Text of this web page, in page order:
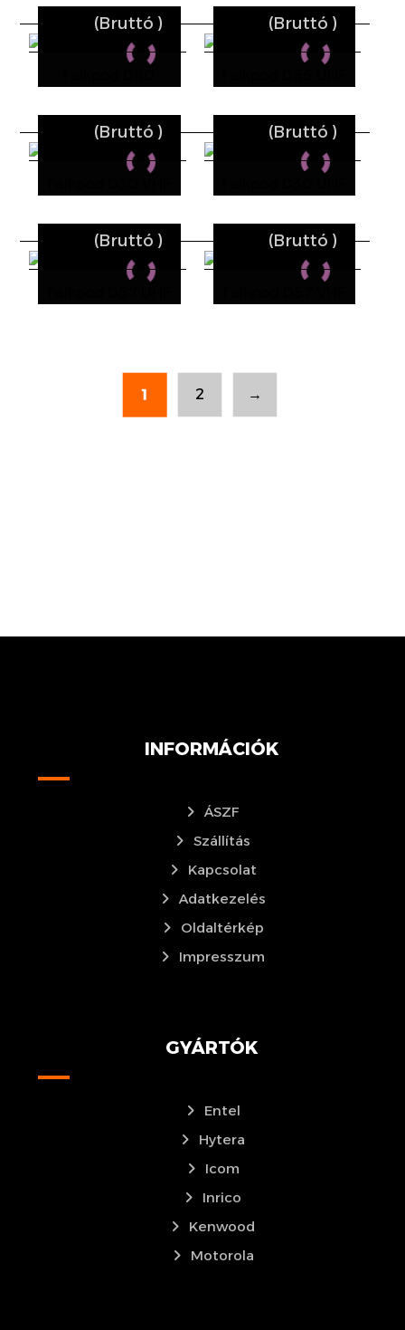
(Bruttó ) (Bruttó)
(Bruttó ) (Bruttó)
(Bruttó ) (Bruttó)
1 2 →
INFORMÁCIÓK
ÁSZF
Szállítás
Kapcsolat
Adatkezelés
Oldaltérkép
Impresszum
GYÁRTÓK
Entel
Hytera
Icom
Inrico
Kenwood
Motorola